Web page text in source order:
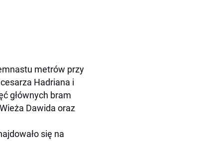
metrów przy
Hadriana i
głównych bram
Dawida oraz
się na